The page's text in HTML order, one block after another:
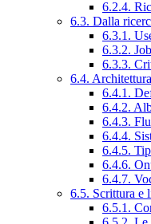
6.2.4.
6.3. Dalla
6.3.1.
6.3.2.
6.3.3.
6.4.
6.4.1.
6.4.2.
6.4.3.
6.4.4.
6.4.5.
6.4.6.
6.4.7.
6.5. Scrittura e
6.5.1.